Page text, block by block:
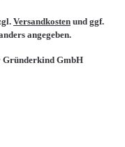
Gründerkind GmbH
Versandkosten und ggf.
angegeben.